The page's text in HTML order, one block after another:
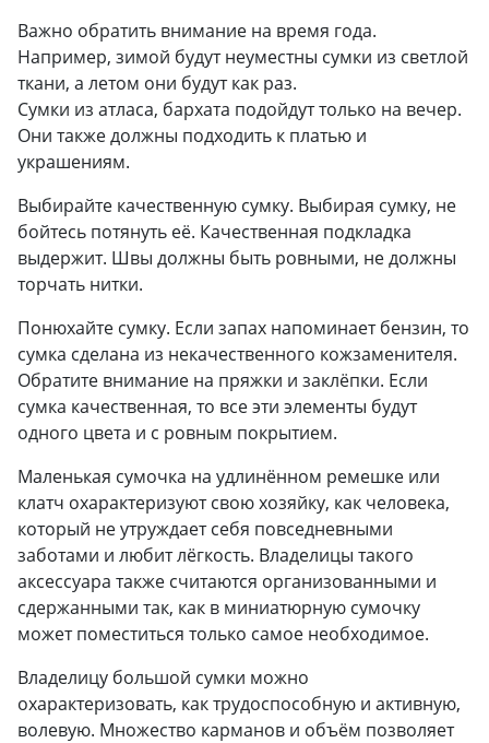
Важно обратить внимание на время года.
Например, зимой будут неуместны сумки из светлой
ткани, а летом они будут как раз.
Сумки из атласа, бархата подойдут только на вечер.
Они также должны подходить к платью и
украшениям.
Выбирайте качественную сумку. Выбирая сумку, не
бойтесь потянуть её. Качественная подкладка
выдержит. Швы должны быть ровными, не должны
торчать нитки.
Понюхайте сумку. Если запах напоминает бензин, то
сумка сделана из некачественного кожзаменителя.
Обратите внимание на пряжки и заклёпки. Если
сумка качественная, то все эти элементы будут
одного цвета и с ровным покрытием.
Маленькая сумочка на удлинённом ремешке или
клатч охарактеризуют свою хозяйку, как человека,
который не утруждает себя повседневными
заботами и любит лёгкость. Владелицы такого
аксессуара также считаются организованными и
сдержанными так, как в миниатюрную сумочку
может поместиться только самое необходимое.
Владелицу большой сумки можно
охарактеризовать, как трудоспособную и активную,
волевую. Множество карманов и объём позволяет